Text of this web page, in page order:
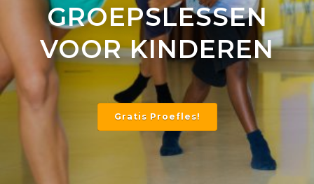
GROEPSLESSEN
VOOR KINDEREN
Gratis Proefles!